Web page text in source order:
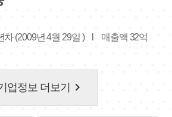
차 (2009년 4월 29일 )
매출액 32억
업정보 더보기 keyboard_arrow_right